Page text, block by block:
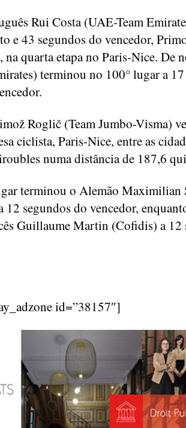
Rui Costa (UAE-Team
e 43 segundos do vencedor,
na quarta etapa no Paris-Nice. De
terminou no 100° lugar a
Roglič (Team Jumbo-Visma)
ciclista, Paris-Nice, entre as
numa distância de 187,6
terminou o Alemão Maximilian
12 segundos do vencedor,
Guillaume Martin (Cofidis) a 12
id=”38157″]